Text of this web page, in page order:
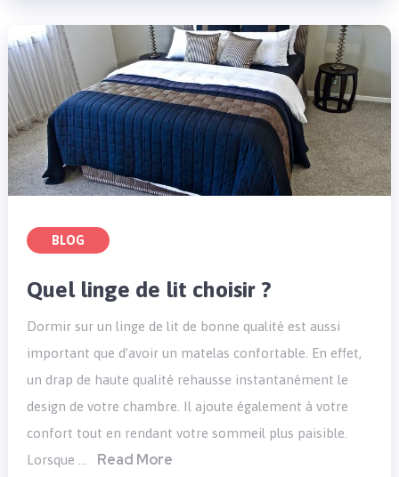
BLOG
Quel linge de lit choisir ?
Dormir sur un linge de lit de bonne qualité est aussi
important que d’avoir un matelas confortable. En effet,
un drap de haute qualité rehausse instantanément le
design de votre chambre. Il ajoute également à votre
confort tout en rendant votre sommeil plus paisible.
Lorsque …
Read More